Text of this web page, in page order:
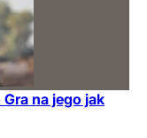
na jego jak